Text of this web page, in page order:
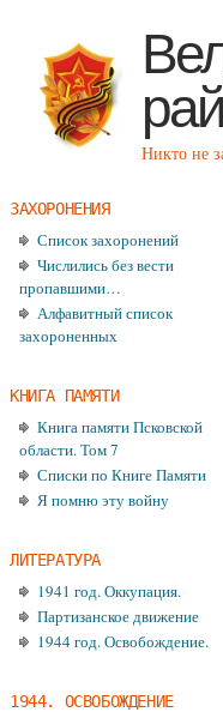
Никто не
ЗАХОРОНЕНИЯ
Список захоронений
Числились без вести
пропавшими…
Алфавитный список
захороненных
КНИГА ПАМЯТИ
Книга памяти Псковской
области. Том 7
Списки по Книге Памяти
Я помню эту войну
ЛИТЕРАТУРА
1941 год. Оккупация.
Партизанское движение
1944 год. Освобождение.
1944. ОСВОБОЖДЕНИЕ